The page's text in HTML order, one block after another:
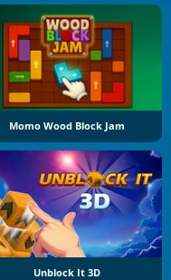
Momo Wood Block Jam
Unblock It 3D